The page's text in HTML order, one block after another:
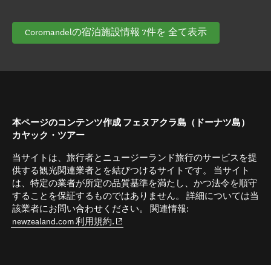
Coromandelの宿泊施設情報 7件を 全て表示
本ページのコンテンツ作成 フェヌアクラ島（ドーナツ島）
カヤック・ツアー
当サイトは、旅行者とニュージーランド旅行のサービスを提
供する観光関連業者とを結びつけるサイトです。 当サイト
は、特定の業者が所定の品質基準を満たし、かつ法令を順守
することを保証するものではありません。 詳細については当
該業者にお問い合わせください。 関連情報:
newzealand.com 利用規約. (opens in new window)